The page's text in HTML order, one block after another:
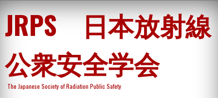
content
JRPS 日本放射線
公衆安全学会
The Japanese Society of Radiation Public Safety